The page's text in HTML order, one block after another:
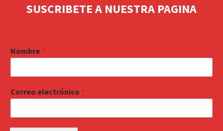
SUSCRIBETE A NUESTRA PAGINA
Nombre *
Correo electrónico *